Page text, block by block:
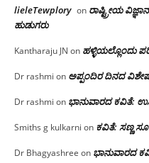
lieleTewplory on ರಾಷ್ಟ್ರೀಯ
ಹುಡುಗರು
Kantharaju JN on ಹಳ್ಳಿಯಲ್ಲೊಂದು
Dr rashmi on ಅಪ್ಪಂದಿರ ದಿನದ
Dr rashmi on ಭಾನುವಾರದ ಕವಿತೆ:
Smiths g kulkarni on ಕವಿತೆ: ಸಣ್ಣ
Dr Bhagyashree on ಭಾನುವಾರದ